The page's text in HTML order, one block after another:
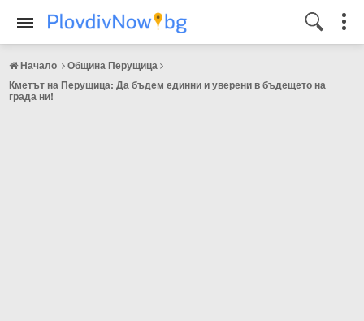
Начало
Община Перущица
Кметът на Перущица: Да бъдем единни и уверени в бъдещето на
града ни!